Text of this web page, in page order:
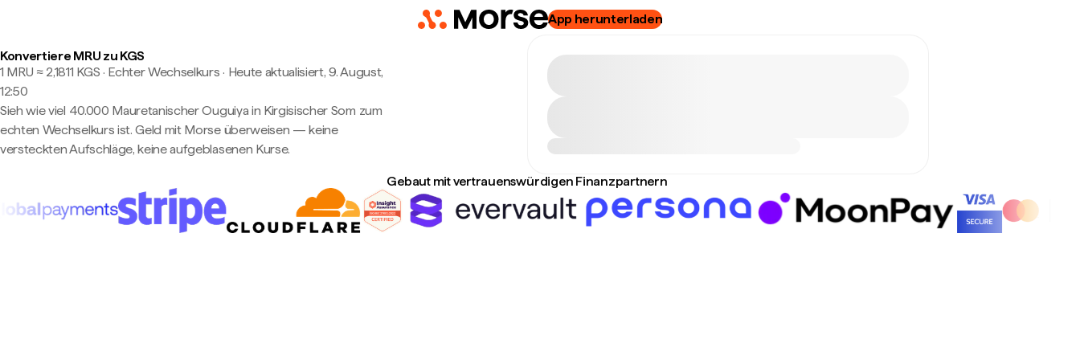
App herunterladen
Konvertiere MRU zu KGS
1 MRU ≈ 2,1811 KGS · Echter Wechselkurs · Heute aktualisiert, 9. August,
12:50
Sieh wie viel 40.000 Mauretanischer Ouguiya in Kirgisischer Som zum
echten Wechselkurs ist. Geld mit Morse überweisen — keine
versteckten Aufschläge, keine aufgeblasenen Kurse.
Gebaut mit vertrauenswürdigen Finanzpartnern